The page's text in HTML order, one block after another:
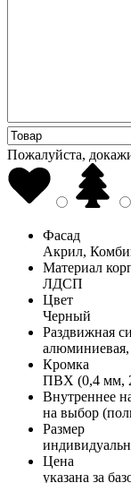
Пожалуйста,
Фасад
Акрил,
Материал
ЛДСП
Цвет
Черный
Раздвижная
Кромка
ПВХ (0,4 мм,
Внутреннее
на выбор
Размер
Цена
указана за